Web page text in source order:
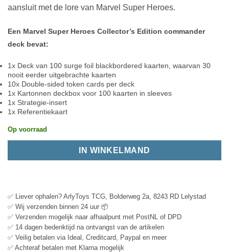
aansluit met de lore van Marvel Super Heroes.
Een Marvel Super Heroes Collector’s Edition commander
deck bevat:
1x Deck van 100 surge foil blackbordered kaarten, waarvan 30
nooit eerder uitgebrachte kaarten
10x Double-sided token cards per deck
1x Kartonnen deckbox voor 100 kaarten in sleeves
1x Strategie-insert
1x Referentiekaart
Op voorraad
IN WINKELMAND
✅ Liever ophalen? ArlyToys TCG, Bolderweg 2a, 8243 RD Lelystad
✅ Wij verzenden binnen 24 uur 📦
✅ Verzenden mogelijk naar afhaalpunt met PostNL of DPD
✅ 14 dagen bedenktijd na ontvangst van de artikelen
✅ Veilig betalen via Ideal, Creditcard, Paypal en meer
✅ Achteraf betalen met Klarna mogelijk